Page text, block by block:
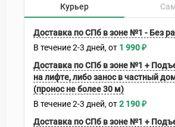
Курьер
Доставка по СПб в зоне №1 - Без
В течение2-3 дней 1 990₽
Доставка по СПб в зоне №1 +
на лифте, либо занос в частный
(пронос не более 30 м)
В течение2-3 дней 2 190₽
Доставка по СПб в зоне №1 +